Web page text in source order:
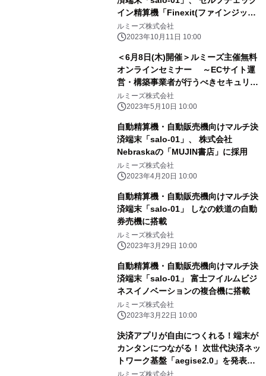
イン精算機「Finexit(ファインジッ
ト)」に採用
ルミーズ株式会社
2023年10月11日 10:00
＜6月8日(木)開催＞ルミーズ主催無料
オンラインセミナー ～ECサイト運
営・構築事業者が行うべきセキュリテ
ィ対策～
ルミーズ株式会社
2023年5月10日 10:00
自動精算機・自動販売機向けマルチ決
済端末「salo-01」、 株式会社
Nebraskaの「MUJIN書店」に採用
ルミーズ株式会社
2023年4月20日 10:00
自動精算機・自動販売機向けマルチ決
済端末「salo-01」 しなの鉄道の自動
券売機に搭載
ルミーズ株式会社
2023年3月29日 10:00
自動精算機・自動販売機向けマルチ決
済端末「salo-01」 富士フイルムビジ
ネスイノベーションの複合機に搭載
ルミーズ株式会社
2023年3月22日 10:00
決済アプリが自由につくれる！端末が
カンタンにつながる！ 次世代決済ネッ
トワーク基盤「aegise2.0」を発表、
ティザーサイトを公開
ルミーズ株式会社